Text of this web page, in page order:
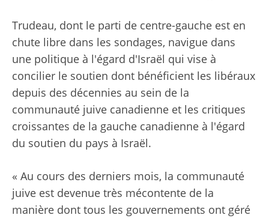
Trudeau, dont le parti de centre-gauche est en
chute libre dans les sondages, navigue dans
une politique à l'égard d'Israël qui vise à
concilier le soutien dont bénéficient les libéraux
depuis des décennies au sein de la
communauté juive canadienne et les critiques
croissantes de la gauche canadienne à l'égard
du soutien du pays à Israël.
« Au cours des derniers mois, la communauté
juive est devenue très mécontente de la
manière dont tous les gouvernements ont géré